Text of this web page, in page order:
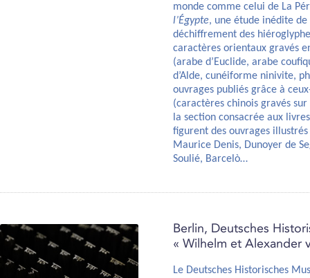
monde comme celui de La
l’Égypte, une étude inédite
déchiffrement des
caractères orientaux gravés
(arabe d’Euclide, arabe
d’Alde, cunéiforme ninivite,
ouvrages publiés grâce à
(caractères chinois gravés
la section consacrée aux
figurent des ouvrages
Maurice Denis, Dunoyer de
Soulié, Barcelò…
Berlin, Deutsches
« Wilhelm et Alexander
Le Deutsches Historisches